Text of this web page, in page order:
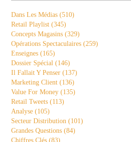
Dans Les Médias (510)
Retail Playlist (345)
Concepts Magasins (329)
Opérations Spectaculaires (259)
Enseignes (165)
Dossier Spécial (146)
Il Fallait Y Penser (137)
Marketing Client (136)
Value For Money (135)
Retail Tweets (113)
Analyse (105)
Secteur Distribution (101)
Grandes Questions (84)
Chiffres Clés (83)